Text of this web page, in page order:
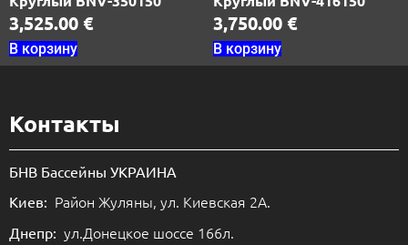
3,525.00 €
В корзину
3,750.00 €
В корзину
Контакты
БНВ Бассейны УКРАИНА
Киев: Район Жуляны, ул. Киевская 2А.
Днепр: ул.Донецкое шоссе 166л.